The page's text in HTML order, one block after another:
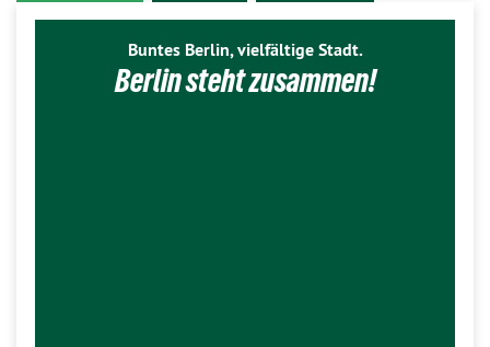
Buntes Berlin, vielfältige Stadt.
Berlin steht zusammen!